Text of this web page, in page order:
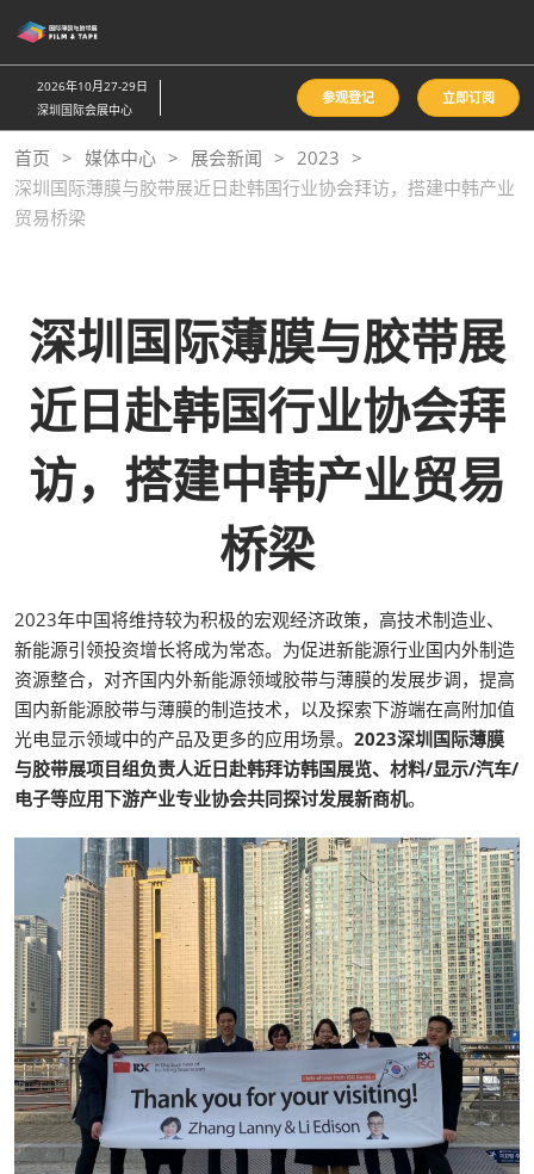
接
跳
至
内
容
2026年10月27-29日
深圳国际会展中心
参观登记 立即订阅
首页 媒体中心 展会新闻
2023
深圳国际薄膜与胶带展近日赴韩国行业协会拜访，搭建中韩产业
贸易桥梁
深圳国际薄膜与胶带展
近日赴韩国行业协会拜
访，搭建中韩产业贸易
桥梁
2023年中国将维持较为积极的宏观经济政策，高技术制造业、
新能源引领投资增长将成为常态。为促进新能源行业国内外制造
资源整合，对齐国内外新能源领域胶带与薄膜的发展步调，提高
国内新能源胶带与薄膜的制造技术，以及探索下游端在高附加值
光电显示领域中的产品及更多的应用场景。 2023深圳国际薄膜
与胶带展项目组负责人近日赴韩拜访韩国展览、材料/显示/汽车/
电子等应用下游产业专业协会共同探讨发展新商机。